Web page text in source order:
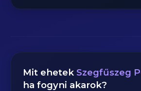
Mit ehetek Szegfűszeg
ha fogyni akarok?